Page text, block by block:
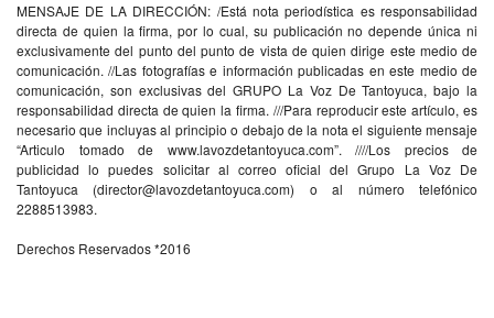
MENSAJE DE LA DIRECCIÓN: /Está nota periodística es responsabilidad
directa de quien la firma, por lo cual, su publicación no depende única ni
exclusivamente del punto del punto de vista de quien dirige este medio de
comunicación. //Las fotografías e información publicadas en este medio de
comunicación, son exclusivas del GRUPO La Voz De Tantoyuca, bajo la
responsabilidad directa de quien la firma. ///Para reproducir este artículo, es
necesario que incluyas al principio o debajo de la nota el siguiente mensaje
“Articulo tomado de www.lavozdetantoyuca.com”. ////Los precios de
publicidad lo puedes solicitar al correo oficial del Grupo La Voz De
Tantoyuca (director@lavozdetantoyuca.com) o al número telefónico
2288513983.
Derechos Reservados *2016